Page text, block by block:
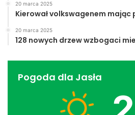
20 marca 2025
Kierował volkswagenem mając
20 marca 2025
128 nowych drzew wzbogaci
Pogoda dla Jasła